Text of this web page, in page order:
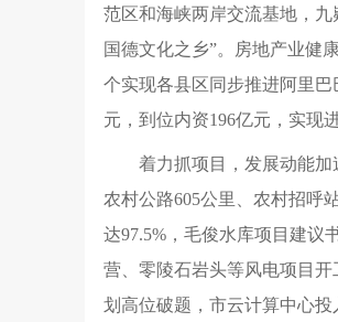
范区和海峡两岸交流基地，
国德文化之乡”。房地产业健
个实现各县区同步推进阿里
元，到位内资196亿元，实现
着力抓项目，发展动能
农村公路605公里、农村招呼
达97.5%，毛俊水库项目建议
营、零陵石岩头等风电项目
划高位破题，市云计算中心